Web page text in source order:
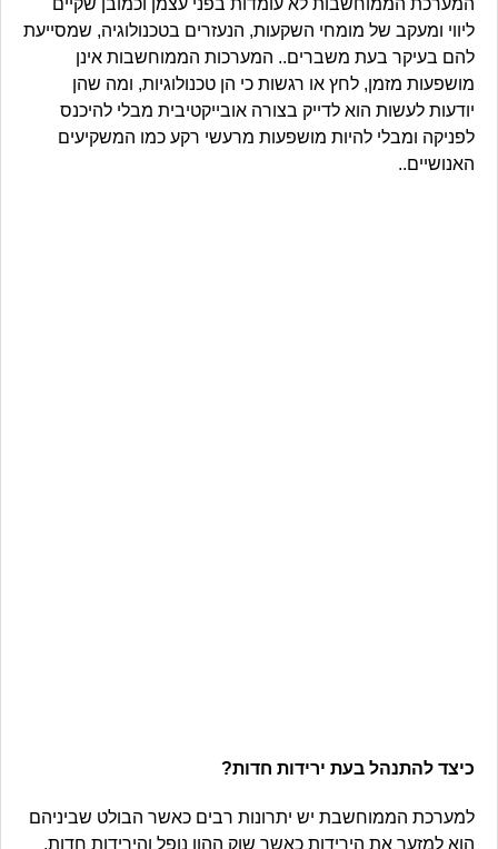
המערכת הממוחשבות לא עומדות בפני עצמן וכמובן שקיים
ליווי ומעקב של מומחי השקעות, הנעזרים בטכנולוגיה, שמסייעת
להם בעיקר בעת משברים.. המערכות הממוחשבות אינן
מושפעות מזמן, לחץ או רגשות כי הן טכנולוגיות, ומה שהן
יודעות לעשות הוא לדייק בצורה אובייקטיבית מבלי להיכנס
לפניקה ומבלי להיות מושפעות מרעשי רקע כמו המשקיעים
האנושיים..
כיצד להתנהל בעת ירידות חדות?
למערכת הממוחשבת יש יתרונות רבים כאשר הבולט שביניהם
הוא למזער את הירידות כאשר שוק ההון נופל והירידות חדות.